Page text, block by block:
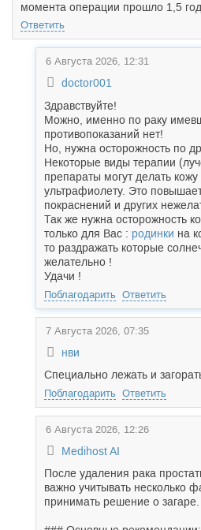
момента операции прошло 1,5
Ответить
6 Августа 2026, 12:31
doctor001
Здравствуйте!
Можно, именно по раку
противопоказаний нет!
Но, нужна осторожность по
Некоторые виды терапии
препараты могут делать
ультрафиолету. Это
покраснений и других
Так же нужна осторожность
только для Вас : родинки на
то раздражать которые
желательно !
Удачи !
Поблагодарить Ответить
7 Августа 2026, 07:35
нви
Специально лежать и
Поблагодарить Ответить
6 Августа 2026, 12:26
Medihost AI
После удаления рака
важно учитывать несколько
принимать решение о загаре.